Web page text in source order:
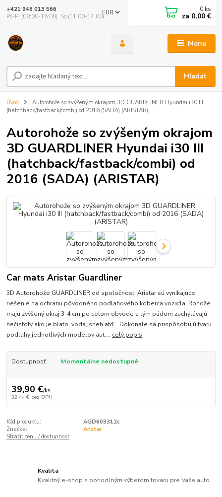
Menu
EUR
Hľadať
+421 948 013 566
Po-Pi (08:00-16:00), So (11:00-14:00)
0 ks
za 0,00 €
Úvod
Autorohože so zvýšeným okrajom 3D GUARDLINER Hyundai i30 III
(hatchback/fastback/combi) od 2016 (SADA) (ARISTAR)
Autorohože so zvýšeným okrajom
3D GUARDLINER Hyundai i30 III
(hatchback/fastback/combi) od
2016 (SADA) (ARISTAR)
Car mats Aristar Guardliner
3D Autorohože GUARDLINER od spoločnosti Aristar sú vynikajúce
riešenie na ochranu pôvodného podlahového koberca vozidla. Rohože
majú zvýšený okraj 3-4 cm po celom obvode a tým pádom zachytávajú
nečistoty ako je blato, voda, sneh atď... Dokonale sa prispôsobujú tvaru
podlahy jednotlivých modelov áut.... celý popis
Dostupnosť Momentálne nedostupné
39,90 €/ks
32,44 € bez DPH
Kód produktu:
AGD603312c
Značka:
Aristar
Strážiť cenu / dostupnosť
Kvalita
Kvalitný e-shop s pohodlným výberom tovaru pre Vaše auto.